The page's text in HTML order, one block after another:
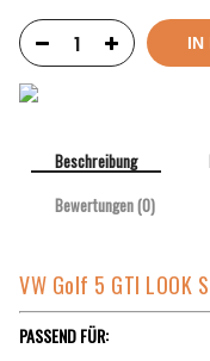
IN
Beschreibung
Bewertungen (0)
VW Golf 5 GTI LOOK
PASSEND FÜR: